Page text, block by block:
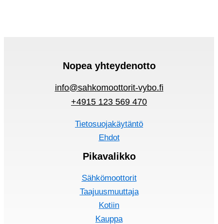
Nopea yhteydenotto
info@sahkomoottorit-vybo.fi
+4915 123 569 470
Tietosuojakäytäntö
Ehdot
Pikavalikko
Sähkömoottorit
Taajuusmuuttaja
Kotiin
Kauppa